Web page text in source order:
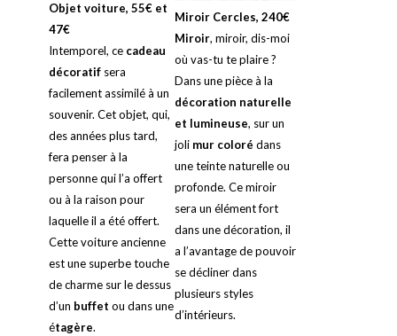
Objet voiture, 55€ et
47€
Intemporel, ce cadeau
décoratifsera
facilement assimilé à un
souvenir. Cet objet, qui,
des années plus tard,
fera penser à la
personne qui l’a offert
ou à la raison pour
laquelle il a été offert.
Cette voiture ancienne
est une superbe touche
de charme sur le dessus
d’un buffet ou dans une
étagère.
Miroir Cercles, 240€
Miroir, miroir, dis-moi
où vas-tu te plaire ?
Dans une pièce à la
décoration naturelle
et lumineuse, sur un
joli mur coloré dans
une teinte naturelle ou
profonde. Ce miroir
sera un élément fort
dans une décoration, il
a l’avantage de pouvoir
se décliner dans
plusieurs styles
d’intérieurs.